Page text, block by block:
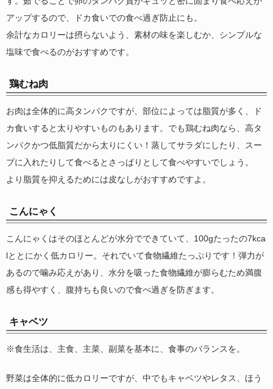
アップするので、ドカ食いでの食べ過ぎ防止にも。
余計なカロリーは摂らないよう、素材の味を楽しむか、シンプルな
塩味で食べるのがおすすめです。
鶏むね肉
お肉は全体的に高タンパクですが、部位によっては脂質が多く、ド
カ食いすると太りやすいものもあります。でも鶏むね肉なら、高タ
ンパクかつ低脂質だから太りにくい！蒸してサラダにしたり、スー
プに入れたりして食べるとさっぱりとして食べやすいでしょう。
より脂質を抑えるためには皮なしがおすすめですよ。
こんにゃく
こんにゃくはそのほとんどが水分でできていて、100gたったの7kca
lととにかく低カロリー。それでいて食物繊維たっぷりです！弾力が
あるので噛み応えがあり、水分を吸った食物繊維が膨らむため満腹
感も得やすく、腹持ちも良いので食べ過ぎを防ぎます。
キャベツ
※食生活は、主食、主菜、副菜を基本に、食事のバランスを。
野菜は全体的に低カロリーですが、中でもキャベツやレタス、ほう